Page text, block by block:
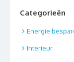
Categorieën
Energie
Interieur